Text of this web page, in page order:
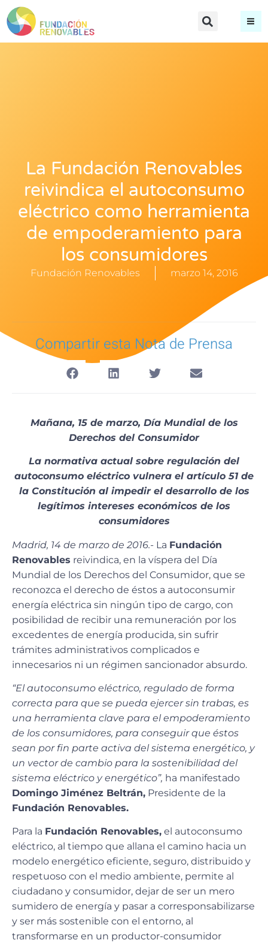
La Fundación Renovables
reivindica el autoconsumo
eléctrico como herramienta
de empoderamiento para
los consumidores
Fundación Renovables marzo 14, 2016
Compartir esta Nota de Prensa
Mañana, 15 de marzo, Día Mundial de los
Derechos del Consumidor
La normativa actual sobre regulación del
autoconsumo eléctrico vulnera el artículo 51 de
la Constitución al impedir el desarrollo de los
legítimos intereses económicos de los
consumidores
Madrid, 14 de marzo de 2016.- La Fundación
Renovables reivindica, en la víspera del Día
Mundial de los Derechos del Consumidor, que se
reconozca el derecho de éstos a autoconsumir
energía eléctrica sin ningún tipo de cargo, con
posibilidad de recibir una remuneración por los
excedentes de energía producida, sin sufrir
trámites administrativos complicados e
innecesarios ni un régimen sancionador absurdo.
“El autoconsumo eléctrico, regulado de forma
correcta para que se pueda ejercer sin trabas, es
una herramienta clave para el empoderamiento
de los consumidores, para conseguir que éstos
sean por fin parte activa del sistema energético, y
un vector de cambio para la sostenibilidad del
sistema eléctrico y energético”, ha manifestado
Domingo Jiménez Beltrán, Presidente de la
Fundación Renovables.
Para la Fundación Renovables, el autoconsumo
eléctrico, al tiempo que allana el camino hacia un
modelo energético eficiente, seguro, distribuido y
respetuoso con el medio ambiente, permite al
ciudadano y consumidor, dejar de ser un mero
sumidero de energía y pasar a corresponsabilizarse
y ser más sostenible con el entorno, al
transformarse en un productor-consumidor